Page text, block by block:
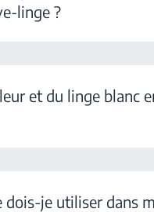
linge ?
et du linge blanc
dois-je utiliser dans